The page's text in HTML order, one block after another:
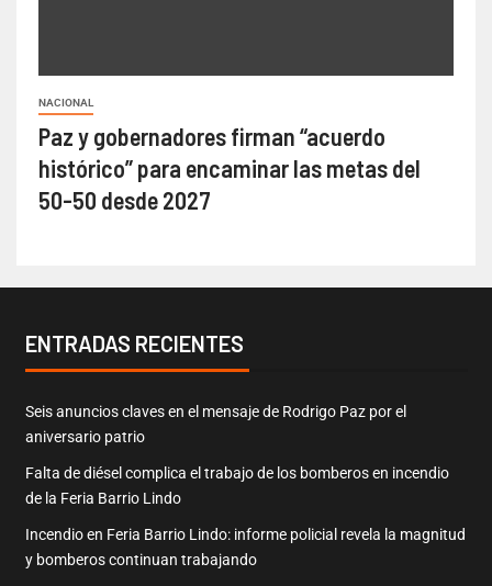
NACIONAL
Paz y gobernadores firman “acuerdo
histórico” para encaminar las metas del
50-50 desde 2027
ENTRADAS RECIENTES
Seis anuncios claves en el mensaje de Rodrigo Paz por el
aniversario patrio
Falta de diésel complica el trabajo de los bomberos en incendio
de la Feria Barrio Lindo
Incendio en Feria Barrio Lindo: informe policial revela la magnitud
y bomberos continuan trabajando